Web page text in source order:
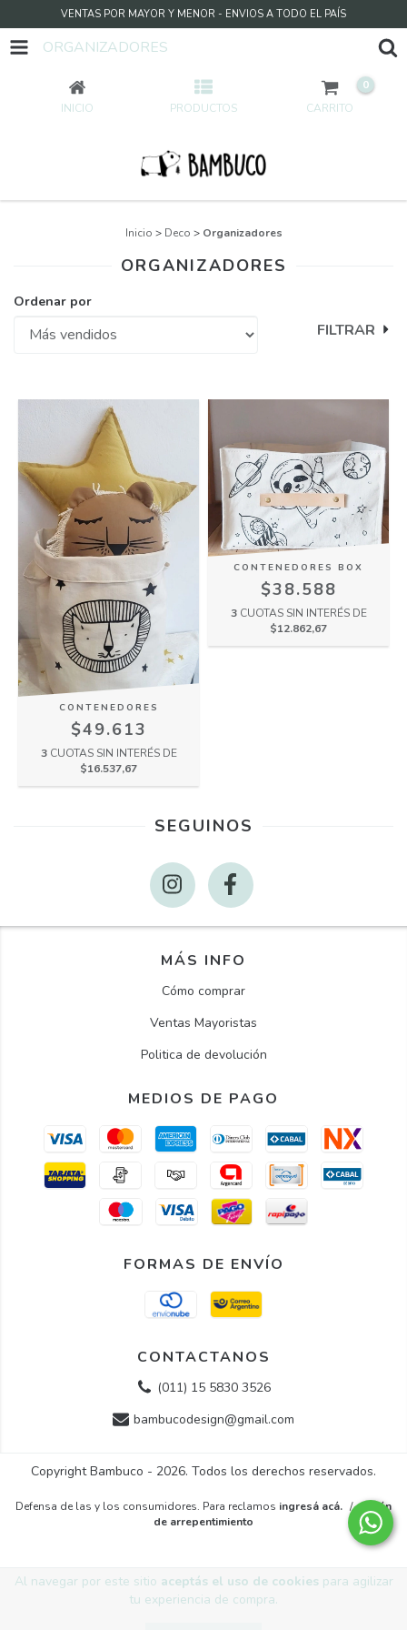
VENTAS POR MAYOR Y MENOR - ENVIOS A TODO EL PAÍS
ORGANIZADORES
INICIO PRODUCTOS CARRITO
0
Al navegar por este sitio aceptás el uso de cookiespara agilizar
tu experiencia de compra.
Inicio > Deco > Organizadores
ORGANIZADORES
Ordenar por
FILTRAR
CONTENEDORES
$49.613
3 CUOTAS SIN INTERÉS DE
$16.537,67
CONTENEDORES BOX
$38.588
3 CUOTAS SIN INTERÉS DE
$12.862,67
SEGUINOS
MÁS INFO
Cómo comprar
Ventas Mayoristas
Politica de devolución
MEDIOS DE PAGO
FORMAS DE ENVÍO
CONTACTANOS
(011) 15 5830 3526
bambucodesign@gmail.com
Copyright Bambuco - 2026. Todos los derechos reservados.
Defensa de las y los consumidores. Para reclamos ingresá acá. / Botón
de arrepentimiento